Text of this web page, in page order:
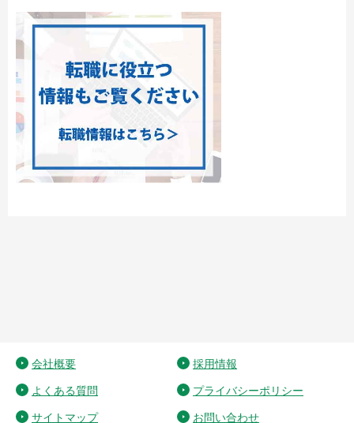
会社概要 採用情報
よくある質問 プライバシーポリシー
サイトマップ お問い合わせ